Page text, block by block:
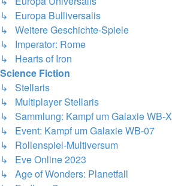
↳ Europa Bulliversalis
↳ Weitere Geschichte-Spiele
↳ Imperator: Rome
↳ Hearts of Iron
Science Fiction
↳ Stellaris
↳ Multiplayer Stellaris
↳ Sammlung: Kampf um Galaxie WB-X
↳ Event: Kampf um Galaxie WB-07
↳ Rollenspiel-Multiversum
↳ Eve Online 2023
↳ Age of Wonders: Planetfall